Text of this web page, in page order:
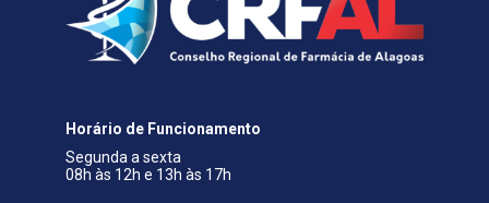
Horário de Funcionamento
Segunda a sexta
08h às 12h e 13h às 17h